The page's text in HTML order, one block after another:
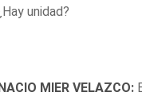
unidad?
MIER VELAZCO: